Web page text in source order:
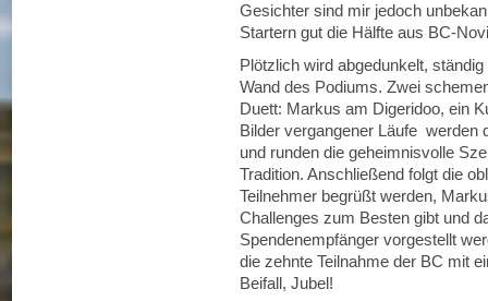
Gesichter sind mir jedoch
Startern gut die Hälfte aus BC-
Plötzlich wird abgedunkelt,
Wand des Podiums. Zwei
Duett: Markus am Digeridoo, ein
Bilder vergangener Läufe werden
und runden die geheimnisvolle
Tradition. Anschließend folgt die
Teilnehmer begrüßt werden,
Challenges zum Besten gibt und
Spendenempfänger vorgestellt
die zehnte Teilnahme der BC mit
Beifall, Jubel!